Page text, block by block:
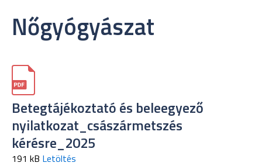
Nőgyógyászat
Betegtájékoztató és beleegyező
nyilatkozat_császármetszés
kérésre_2025
191 kB Letöltés